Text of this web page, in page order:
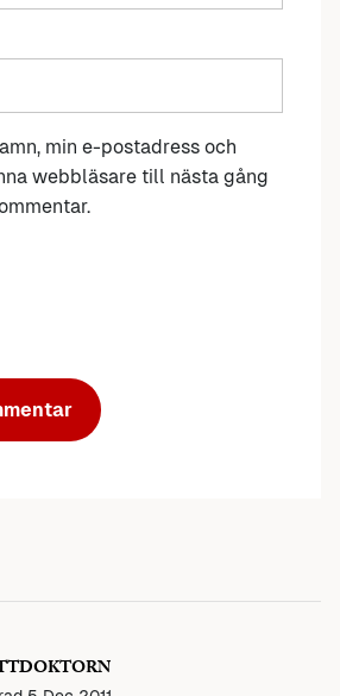
min e-postadress och
webbläsare till nästa gång